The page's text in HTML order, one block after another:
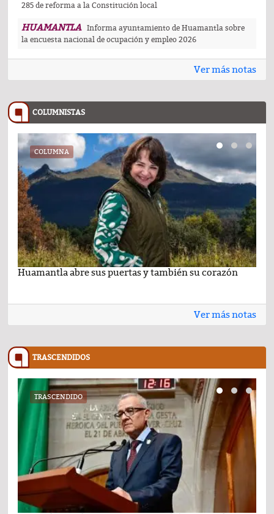
285 de reforma a la Constitución local
HUAMANTLA
Informa ayuntamiento de Huamantla sobre
la encuesta nacional de ocupación y empleo 2026
Ver más notas
COLUMNISTAS
COLUMNA
Huamantla abre sus puertas y también su corazón
Ver más notas
TRASCENDIDOS
TRASCENDIDO